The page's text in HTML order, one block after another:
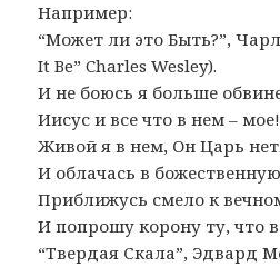
Например:
“Может ли это Быть?”,
It Be” Charles Wesley).
И не боюсь я больше
Иисус и все что в нем – мое!
Живой я в нем, Он Царь
И облачась в
Приближусь смело к
И попрошу корону ту, что
“Твердая Скала”, Эдвард